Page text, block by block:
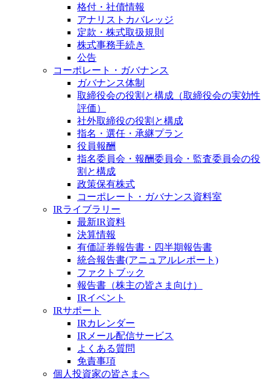
格付・社債情報
アナリストカバレッジ
定款・株式取扱規則
株式事務手続き
公告
コーポレート・ガバナンス
ガバナンス体制
取締役会の役割と構成（取締役会の実効性
評価）
社外取締役の役割と構成
指名・選任・承継プラン
役員報酬
指名委員会・報酬委員会・監査委員会の役
割と構成
政策保有株式
コーポレート・ガバナンス資料室
IRライブラリー
最新IR資料
決算情報
有価証券報告書・四半期報告書
統合報告書(アニュアルレポート)
ファクトブック
報告書（株主の皆さま向け）
IRイベント
IRサポート
IRカレンダー
IRメール配信サービス
よくある質問
免責事項
個人投資家の皆さまへ